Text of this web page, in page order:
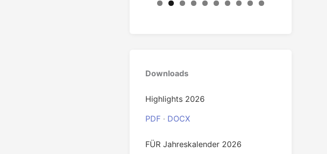
Downloads